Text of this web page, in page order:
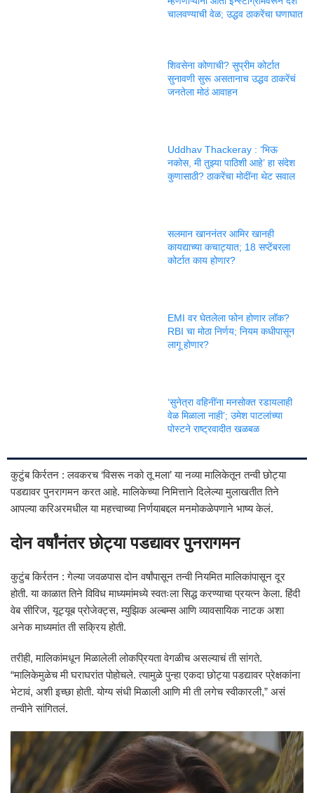
चालवण्याची वेळ; उद्धव ठाकरेंचा घणाघात
शिवसेना कोणाची? सुप्रीम कोर्टात
सुनावणी सुरू असतानाच उद्धव ठाकरेंचं
जनतेला मोठं आवाहन
Uddhav Thackeray : ‘भिऊ
नकोस, मी तुझ्या पाठिशी आहे’ हा संदेश
कुणासाठी? ठाकरेंचा मोदींना थेट सवाल
सलमान खाननंतर आमिर खानही
कायद्याच्या कचाट्यात; 18 सप्टेंबरला
कोर्टात काय होणार?
EMI वर घेतलेला फोन होणार लॉक?
RBI चा मोठा निर्णय; नियम कधीपासून
लागू होणार?
‘सुनेत्रा वहिनींना मनसोक्त रडायलाही
वेळ मिळाला नाही’; उमेश पाटलांच्या
पोस्टने राष्ट्रवादीत खळबळ
कुटुंब किर्रतन : लवकरच ‘विसरू नको तू मला’ या नव्या मालिकेतून तन्वी छोट्या
पडद्यावर पुनरागमन करत आहे. मालिकेच्या निमित्ताने दिलेल्या मुलाखतीत तिने
आपल्या करिअरमधील या महत्त्वाच्या निर्णयाबद्दल मनमोकळेपणाने भाष्य केलं.
दोन वर्षांनंतर छोट्या पडद्यावर पुनरागमन
कुटुंब किर्रतन : गेल्या जवळपास दोन वर्षांपासून तन्वी नियमित मालिकांपासून दूर
होती. या काळात तिने विविध माध्यमांमध्ये स्वतःला सिद्ध करण्याचा प्रयत्न केला. हिंदी
वेब सीरिज, यूट्यूब प्रोजेक्ट्स, म्युझिक अल्बम्स आणि व्यावसायिक नाटक अशा
अनेक माध्यमांत ती सक्रिय होती.
तरीही, मालिकांमधून मिळालेली लोकप्रियता वेगळीच असल्याचं ती सांगते.
“मालिकेमुळेच मी घराघरांत पोहोचले. त्यामुळे पुन्हा एकदा छोट्या पडद्यावर प्रेक्षकांना
भेटावं, अशी इच्छा होती. योग्य संधी मिळाली आणि मी ती लगेच स्वीकारली,” असं
तन्वीने सांगितलं.